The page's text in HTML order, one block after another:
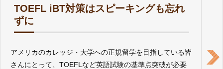
TOEFL iBT対策はスピーキングも忘れ
ずに
アメリカのカレッジ・大学への正規留学を目指している皆
さんにとって、TOEFLなど英語試験の基準点突破が必要